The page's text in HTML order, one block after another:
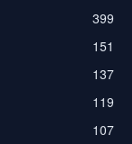
399
151
137
119
107